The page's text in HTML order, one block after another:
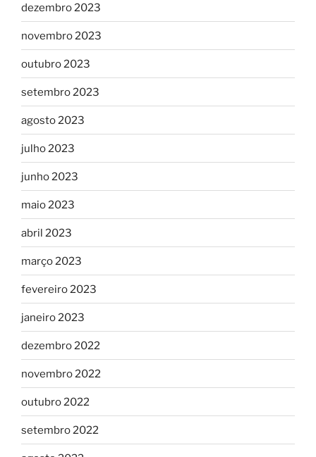
dezembro 2023
novembro 2023
outubro 2023
setembro 2023
agosto 2023
julho 2023
junho 2023
maio 2023
abril 2023
março 2023
fevereiro 2023
janeiro 2023
dezembro 2022
novembro 2022
outubro 2022
setembro 2022